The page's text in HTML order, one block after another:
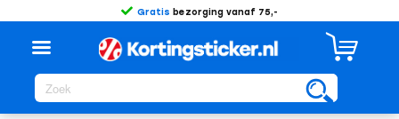
Gratis bezorging vanaf 75,-